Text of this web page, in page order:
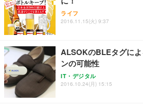
ライフ
2016.11.15(火) 9:37
ALSOKのBLEタグに
ンの可能性
IT・デジタル
2016.10.24(月) 15:15